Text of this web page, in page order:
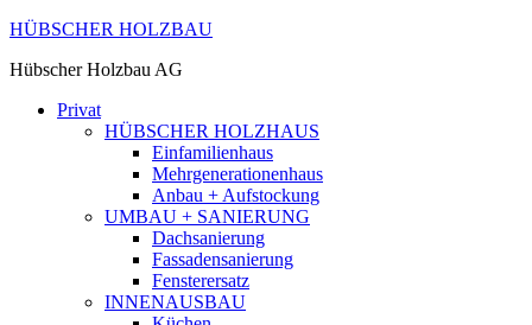
HÜBSCHER HOLZBAU
Hübscher Holzbau AG
Privat
HÜBSCHER HOLZHAUS
Einfamilienhaus
Mehrgenerationenhaus
Anbau + Aufstockung
UMBAU + SANIERUNG
Dachsanierung
Fassadensanierung
Fensterersatz
INNENAUSBAU